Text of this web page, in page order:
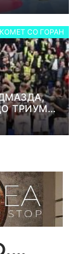
СО ГОРАН
ТРИУМФ